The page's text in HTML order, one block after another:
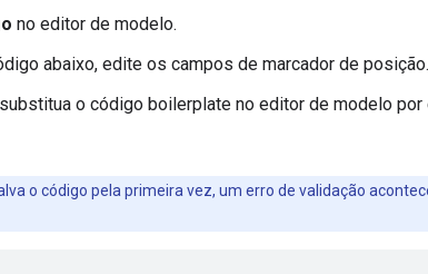
no editor de modelo.
abaixo, edite os campos de marcador de posição.
substitua o código boilerplate no editor de modelo por
o código pela primeira vez, um erro de validação